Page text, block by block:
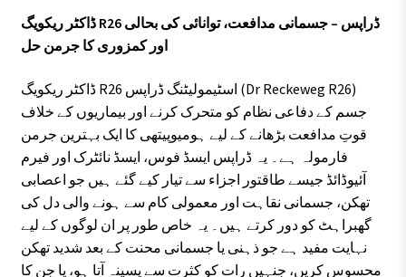
ڈاکٹر ریکویگ R26 ڈراپس – جسمانی مدافعت، توانائی کی بحالی
اور کمزوری کا جرمن حل
ڈاکٹر ریکویگ R26 اسٹیمولیٹنگ ڈراپس (Dr Reckeweg R26)
جسم کے دفاعی نظام کو متحرک کرنے اور بیماریوں کے خلاف
قوتِ مدافعت بڑھانے کے لیے ہومیوپیتھی کا ایک بہترین جرمن
فارمولہ ہے۔ یہ ڈراپس ایسڈ فوس، ایسڈ نائٹرک اور فیرم
آئیوڈائڈ جیسے طاقتور اجزاء سے تیار کیے گئے ہیں جو اعصابی
تھکن، جسمانی نقاہت اور معمولی کام سے ہونے والی دل کی
گھبراہٹ کو دور کرتے ہیں۔ یہ خاص طور پر ان لوگوں کے لیے
نہایت مفید ہے جو ذہنی یا جسمانی محنت کے بعد شدید تھکن
محسوس کریں، جنہیں رات کو کثرت سے پسینہ آتا ہو، یا جن کا